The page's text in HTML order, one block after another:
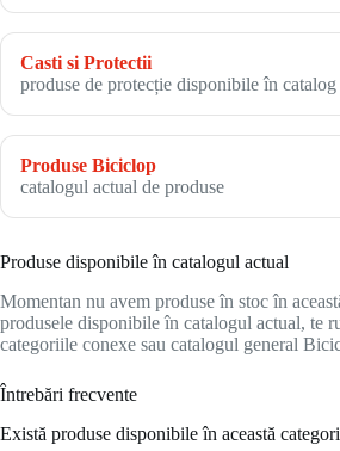
Casti si Protectii
produse de protecție disponibile în catalog
Produse Biciclop
catalogul actual de produse
Produse disponibile în catalogul actual
Momentan nu avem produse în stoc în
produsele disponibile în catalogul actual, te
categoriile conexe sau catalogul general
Întrebări frecvente
Există produse disponibile în această